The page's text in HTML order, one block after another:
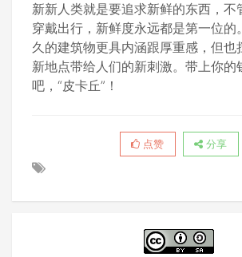
新新人类就是要追求新鲜的东西，不
穿戴出行，新鲜度永远都是第一位的
久的建筑物更具内涵跟厚重感，但也
新地点带给人们的新刺激。带上你的
吧，“皮卡丘”！
点赞 分享